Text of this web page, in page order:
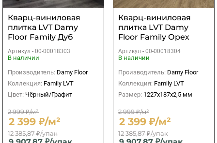
Кварц-виниловая
плитка LVT Damy
Floor Family Дуб
Рустикальный
Черный
Артикул - 00-00018303
В наличии
Производитель: Damy Floor
Коллекция: Family LVT
Цвет: Чёрный/Графит
2 999 ₽/м²
2 399 ₽/м²
12 385,87 ₽/упак
Кварц-виниловая
плитка LVT Damy
Floor Family Орех
Европейский
Артикул - 00-00018304
В наличии
Производитель: Damy Floor
Коллекция: Family LVT
Размер: 1227х187х2,5 мм
2 999 ₽/м²
2 399 ₽/м²
12 385,87 ₽/упак